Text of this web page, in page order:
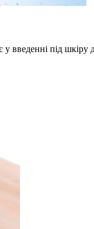
у введенні під